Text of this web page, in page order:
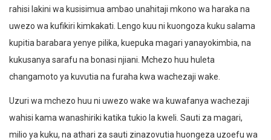
rahisi lakini wa kusisimua ambao unahitaji mkono wa haraka na
uwezo wa kufikiri kimkakati. Lengo kuu ni kuongoza kuku salama
kupitia barabara yenye pilika, kuepuka magari yanayokimbia, na
kukusanya sarafu na bonasi njiani. Mchezo huu huleta
changamoto ya kuvutia na furaha kwa wachezaji wake.
Uzuri wa mchezo huu ni uwezo wake wa kuwafanya wachezaji
wahisi kama wanashiriki katika tukio la kweli. Sauti za magari,
milio ya kuku, na athari za sauti zinazovutia huongeza uzoefu wa